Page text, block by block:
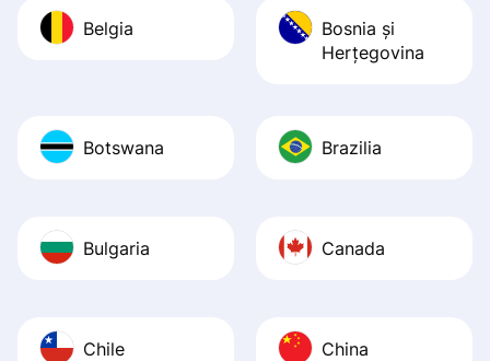
Belgia
Bosnia şi
Herţegovina
Botswana Brazilia
Bulgaria Canada
Chile China